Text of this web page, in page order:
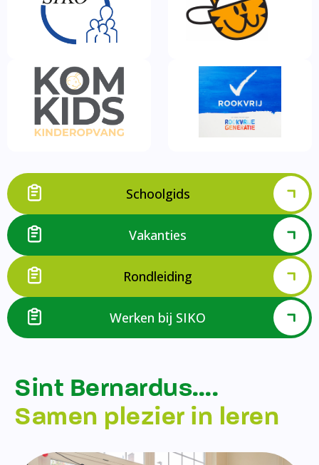
Schoolgids
Vakanties
Rondleiding
Werken bij SIKO
Sint Bernardus….
Samen plezier in leren